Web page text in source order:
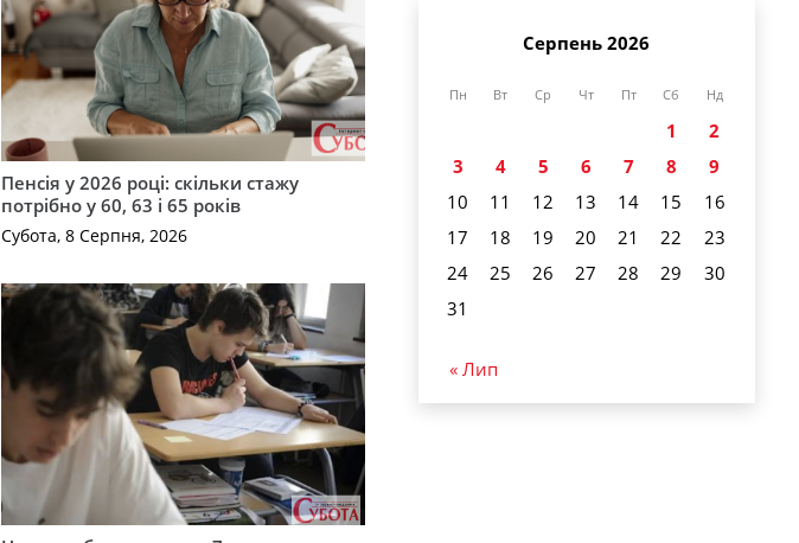
Пенсія у 2026 році: скільки стажу
потрібно у 60, 63 і 65 років
Субота, 8 Серпня, 2026
Серпень 2026
Пн Вт Ср Чт Пт Сб Нд
1
2
3
4 5 6 7 8
9
10
11 12 13 14 15
16
17
18 19 20 21 22
23
24
25 26 27 28 29
30
31
« Лип